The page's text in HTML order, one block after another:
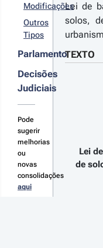
o
de
regras
planos
05-
Modificações
Outros
Tipos
Parlamento
Decisões
Judiciais
Pode
sugerir
melhorias
ou
novas
consolidações
aqui
Lei de
solos,
TEXTO
Lei
de